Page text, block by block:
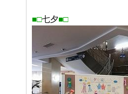
■□七夕■□